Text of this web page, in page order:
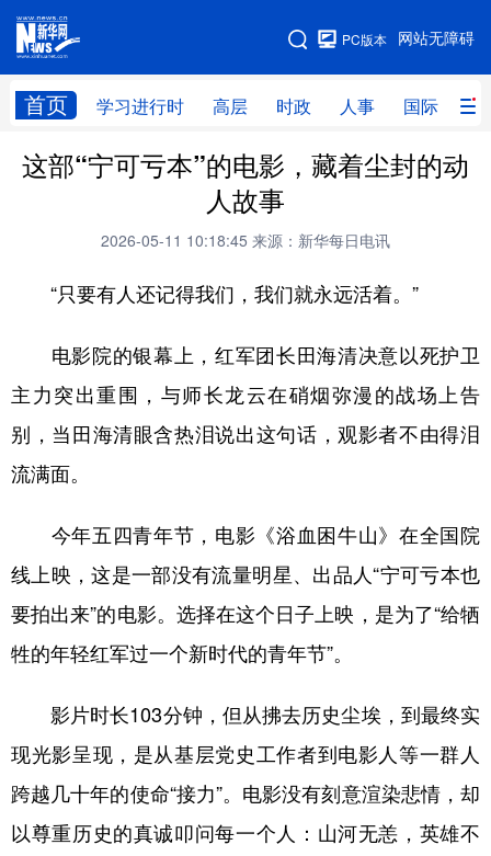
网站无障碍
PC版本
首页 学习进行时 高层 时政 人事 国际 财
网站地图
学习进行时 高层 时政 人事
科技 科创 量子
文化 书画 健康 军事
访谈 视频 图片 政务
法律 中央文件 金融 汽车
食品
学术中国 乡村振兴 银龄 溯源中国
城市 旅游 能源 会展
彩票 娱乐 时尚 悦读
文化产业
地方频道
北京 天津 河北 山西
这部“宁可亏本”的电影，藏着尘封的动
人故事
2026-05-11 10:18:45 来源：新华每日电讯
“只要有人还记得我们，我们就永远活着。”
电影院的银幕上，红军团长田海清决意以死护卫
主力突出重围，与师长龙云在硝烟弥漫的战场上告
别，当田海清眼含热泪说出这句话，观影者不由得泪
流满面。
今年五四青年节，电影《浴血困牛山》在全国院
线上映，这是一部没有流量明星、出品人“宁可亏本也
要拍出来”的电影。选择在这个日子上映，是为了“给牺
牲的年轻红军过一个新时代的青年节”。
影片时长103分钟，但从拂去历史尘埃，到最终实
现光影呈现，是从基层党史工作者到电影人等一群人
跨越几十年的使命“接力”。电影没有刻意渲染悲情，却
以尊重历史的真诚叩问每一个人：山河无恙，英雄不